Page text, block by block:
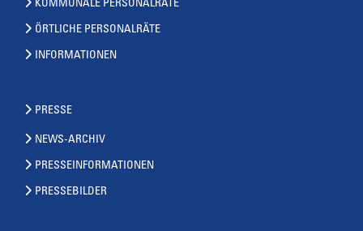
KOMMUNALE PERSONALRÄTE
ÖRTLICHE PERSONALRÄTE
INFORMATIONEN
PRESSE
NEWS-ARCHIV
PRESSEINFORMATIONEN
PRESSEBILDER